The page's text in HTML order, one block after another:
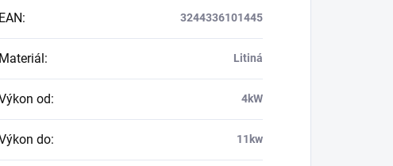
EAN: 3244336101445
Materiál: Litiná
od: 4kW
do: 11kw